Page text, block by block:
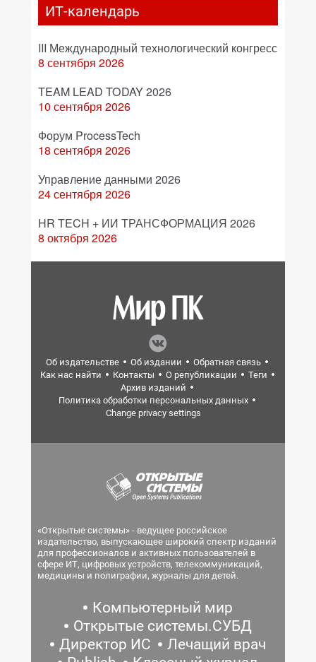
ИТ-календарь
III Международный технологический конгресс
8 сентября 2026
TEAM LEAD TODAY 2026
10 сентября 2026
Форум ProcessTech
18 сентября 2026
Управление данными 2026
24 сентября 2026
HR TECH + ИИ ТРАНСФОРМАЦИЯ 2026
8 октября 2026
Об издательстве Об издании
Обратная связь
Как нас найти
Контакты О републикации
Теги
Архив изданий
Политика обработки персональных данных
Change privacy settings
«Открытые системы» - ведущее российское
издательство, выпускающее широкий спектр изданий
для профессионалов и активных пользователей в
сфере ИТ, цифровых устройств, телекоммуникаций,
медицины и полиграфии, журналы для детей.
Компьютерный мир
Открытые системы.СУБД
Директор ИС
Лечащий врач